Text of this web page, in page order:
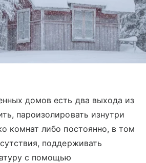
домов есть два выхода из
пароизолировать изнутри
комнат либо постоянно, в том
поддерживать
с помощью